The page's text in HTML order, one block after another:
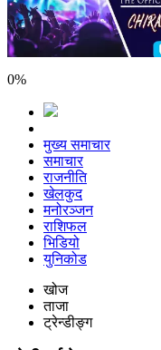
0%
मुख्य समाचार
समाचार
राजनीति
खेलकुद
मनोरञ्जन
राशिफल
भिडियो
युनिकोड
खोज
ताजा
ट्रेन्डीङ्ग